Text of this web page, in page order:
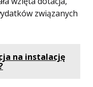
związanych
na instalację